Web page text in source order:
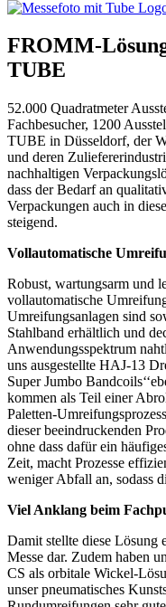
FROMM-
TUBE
52.000 Quadratmeter
Fachbesucher, 1200
TUBE in Düsseldorf, der
und deren
nachhaltigen
dass der Bedarf an
Verpackungen auch in
steigend.
Vollautomatische
Robust, wartungsarm und
vollautomatische
Umreifungsanlagen sind
Stahlband erhältlich und
Anwendungsspektrum
uns ausgestellte HAJ-13
Super Jumbo
kommen als Teil einer
Paletten-
dieser beeindruckenden
ohne dass dafür ein
Zeit, macht Prozesse
weniger Abfall an, sodass
Viel Anklang beim
Damit stellte diese Lösung
Messe dar. Zudem haben
CS als orbitale Wickel-
unser pneumatisches